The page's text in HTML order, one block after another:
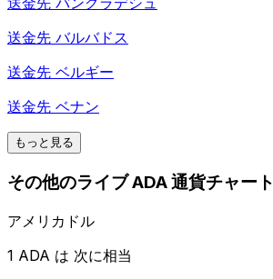
送金先 バルバドス
送金先 ベルギー
送金先 ベナン
もっと見る
その他のライブ ADA 通貨チャート
アメリカドル
1 ADA は 次に相当